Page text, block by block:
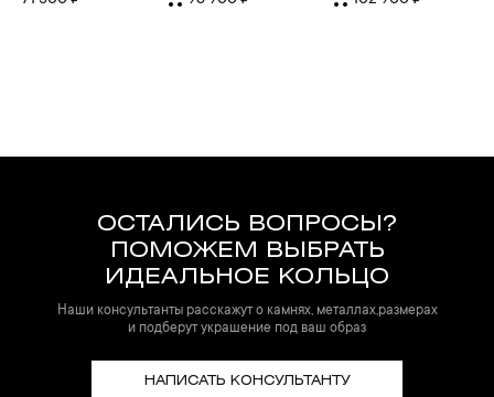
ОСТАЛИСЬ ВОПРОСЫ?
ПОМОЖЕМ ВЫБРАТЬ
ИДЕАЛЬНОЕ КОЛЬЦО
Наши консультанты расскажут о камнях, металлах,размерах
и подберут украшение под ваш образ
НАПИСАТЬ КОНСУЛЬТАНТУ